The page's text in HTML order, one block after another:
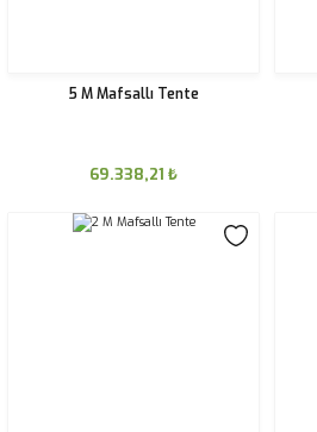
5 M Mafsallı Tente
69.338,21 ₺